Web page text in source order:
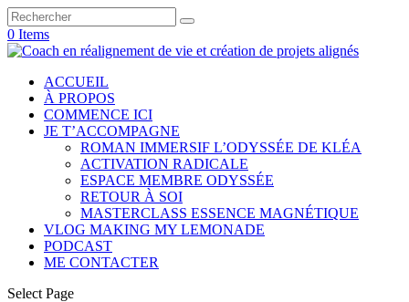
0 Items
ACCUEIL
À PROPOS
COMMENCE ICI
JE T’ACCOMPAGNE
ROMAN IMMERSIF L’ODYSSÉE DE KLÉA
ACTIVATION RADICALE
ESPACE MEMBRE ODYSSÉE
RETOUR À SOI
MASTERCLASS ESSENCE MAGNÉTIQUE
VLOG MAKING MY LEMONADE
PODCAST
ME CONTACTER
Select Page